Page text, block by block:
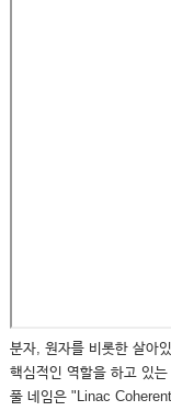
분자, 원자를 비롯한 살아
핵심적인 역할을 하고 있
풀 네임은 "Linac